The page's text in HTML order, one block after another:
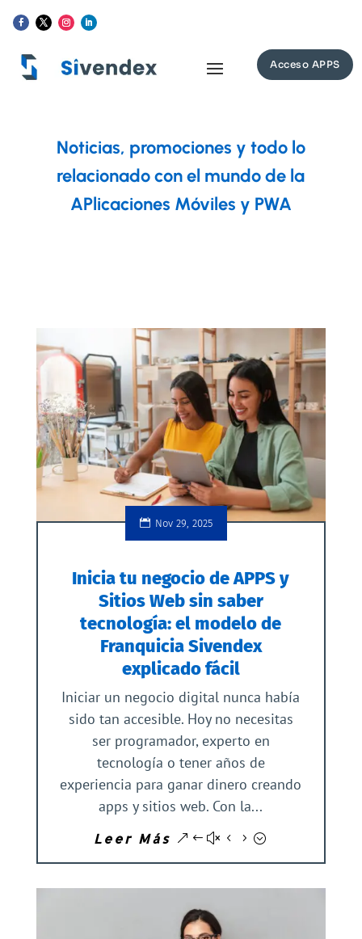
Acceso APPS
Noticias, promociones y todo lo
relacionado con el mundo de la
APlicaciones Móviles y PWA
Nov 29, 2025
Inicia tu negocio de APPS y
Sitios Web sin saber
tecnología: el modelo de
Franquicia Sivendex
explicado fácil
Iniciar un negocio digital nunca había
sido tan accesible. Hoy no necesitas
ser programador, experto en
tecnología o tener años de
experiencia para ganar dinero creando
apps y sitios web. Con la...
Leer Más